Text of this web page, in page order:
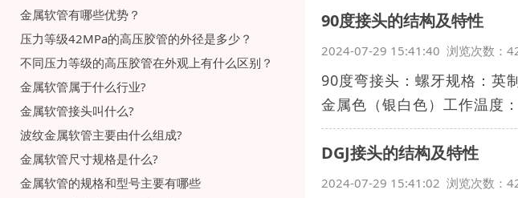
金属软管有哪些优势？
压力等级42MPa的高压胶管的外径是多少？
不同压力等级的高压胶管在外观上有什么区别？
金属软管属于什么行业?
金属软管接头叫什么?
波纹金属软管主要由什么组成?
金属软管尺寸规格是什么?
金属软管的规格和型号主要有哪些
90度接头的结构及特性
2024-07-29 15:41:40 浏览次数：
90度弯接头：螺牙规格：英
金属色（银白色）工作温度
DGJ接头的结构及特性
2024-07-29 15:41:02 浏览次数：